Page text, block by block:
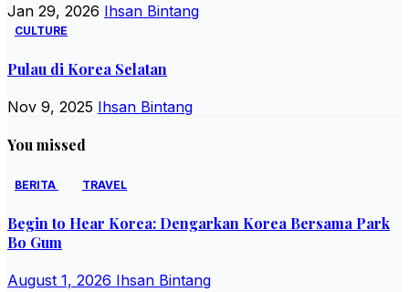
Jan 29, 2026 Ihsan Bintang
CULTURE
Pulau di Korea Selatan
Nov 9, 2025 Ihsan Bintang
You missed
BERITA TRAVEL
Begin to Hear Korea: Dengarkan Korea Bersama Park
Bo Gum
August 1, 2026 Ihsan Bintang